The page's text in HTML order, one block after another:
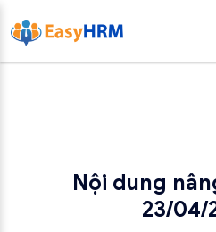
Nội dung
23/04/